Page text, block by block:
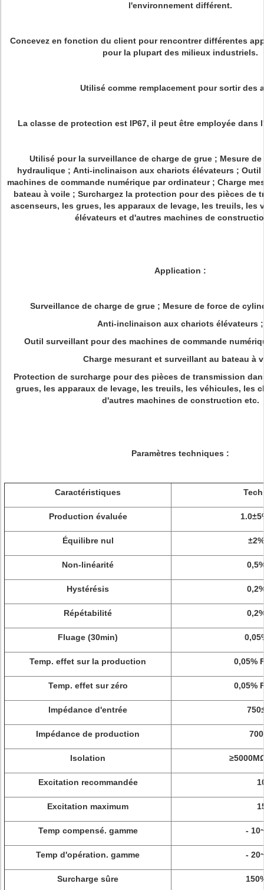
l'environnement différent.
Concevez en fonction du client pour rencontrer différentes
pour la plupart des milieux industriels.
Utilisé comme remplacement pour sortir des
La classe de protection est IP67, il peut être employée dans
Utilisé pour la surveillance de charge de grue ; Mesure
hydraulique ; Anti-inclinaison aux chariots élévateurs ;
machines de commande numérique par ordinateur ; Charge
bateau à voile ; Surchargez la protection pour des pièces de
ascenseurs, les grues, les apparaux de levage, les treuils, les
élévateurs et d'autres machines de
Application :
Surveillance de charge de grue ; Mesure de force de
Anti-inclinaison aux chariots élévateurs ;
Outil surveillant pour des machines de commande
Charge mesurant et surveillant au bateau à
Protection de surcharge pour des pièces de transmission
grues, les apparaux de levage, les treuils, les véhicules, les
d'autres machines de construction etc.
Paramètres techniques :
Caractéristiques
Production évaluée
Équilibre nul
Non-linéarité
Hystérésis
Répétabilité
Fluage (30min)
Temp. effet sur la production 0,05%
Temp. effet sur zéro 0,05%
Impédance d'entrée
Impédance de production
Isolation
Excitation recommandée
Excitation maximum
Temp compensé. gamme -
Temp d'opération. gamme -
Surcharge sûre